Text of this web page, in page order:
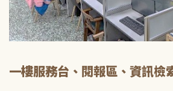
一樓服務台、閱報區、資訊檢